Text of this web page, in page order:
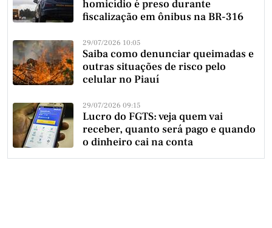
homicídio é preso durante
fiscalização em ônibus na BR-316
29/07/2026 10:05
Saiba como denunciar queimadas e
outras situações de risco pelo
celular no Piauí
29/07/2026 09:15
Lucro do FGTS: veja quem vai
receber, quanto será pago e quando
o dinheiro cai na conta